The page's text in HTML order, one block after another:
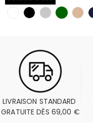
LIVRAISON STANDARD
GRATUITE DÈS 69,00 €